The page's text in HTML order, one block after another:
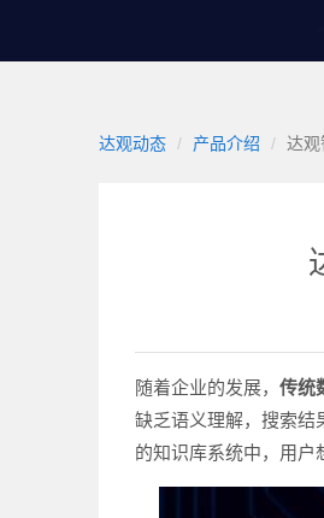
达观动态 产品介绍 达观
随着企业的发展， 传统
缺乏语义理解，搜索结
的知识库系统中，用户